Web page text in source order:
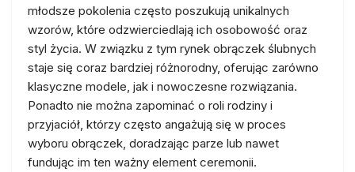
młodsze pokolenia często poszukują unikalnych
wzorów, które odzwierciedlają ich osobowość oraz
styl życia. W związku z tym rynek obrączek ślubnych
staje się coraz bardziej różnorodny, oferując zarówno
klasyczne modele, jak i nowoczesne rozwiązania.
Ponadto nie można zapominać o roli rodziny i
przyjaciół, którzy często angażują się w proces
wyboru obrączek, doradzając parze lub nawet
fundując im ten ważny element ceremonii.